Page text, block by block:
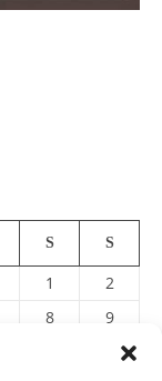
S S
1 2
8
9